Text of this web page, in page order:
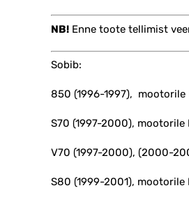
NB! Enne toote tellimist
Sobib:
850 (1996-1997), mootorile
S70 (1997-2000), mootorile
V70 (1997-2000), (2000-
S80 (1999-2001), mootorile